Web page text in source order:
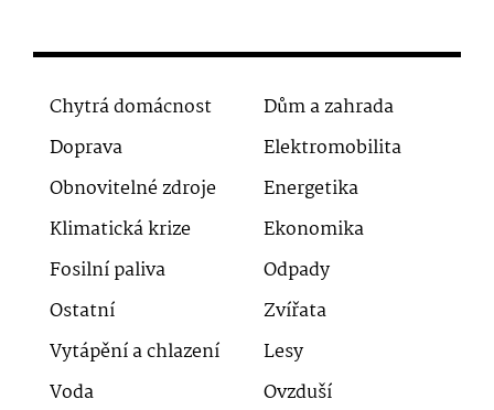
Chytrá domácnost
Dům a zahrada
Doprava
Elektromobilita
Obnovitelné zdroje
Energetika
Klimatická krize
Ekonomika
Fosilní paliva
Odpady
Ostatní
Zvířata
Vytápění a chlazení
Lesy
Voda
Ovzduší